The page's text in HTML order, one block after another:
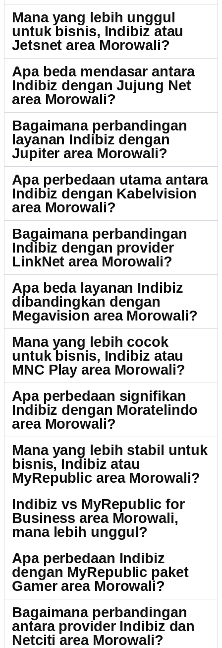
Mana yang lebih unggul
untuk bisnis, Indibiz atau
Jetsnet area Morowali?
Apa beda mendasar antara
Indibiz dengan Jujung Net
area Morowali?
Bagaimana perbandingan
layanan Indibiz dengan
Jupiter area Morowali?
Apa perbedaan utama antara
Indibiz dengan Kabelvision
area Morowali?
Bagaimana perbandingan
Indibiz dengan provider
LinkNet area Morowali?
Apa beda layanan Indibiz
dibandingkan dengan
Megavision area Morowali?
Mana yang lebih cocok
untuk bisnis, Indibiz atau
MNC Play area Morowali?
Apa perbedaan signifikan
Indibiz dengan Moratelindo
area Morowali?
Mana yang lebih stabil untuk
bisnis, Indibiz atau
MyRepublic area Morowali?
Indibiz vs MyRepublic for
Business area Morowali,
mana lebih unggul?
Apa perbedaan Indibiz
dengan MyRepublic paket
Gamer area Morowali?
Bagaimana perbandingan
antara provider Indibiz dan
Netciti area Morowali?